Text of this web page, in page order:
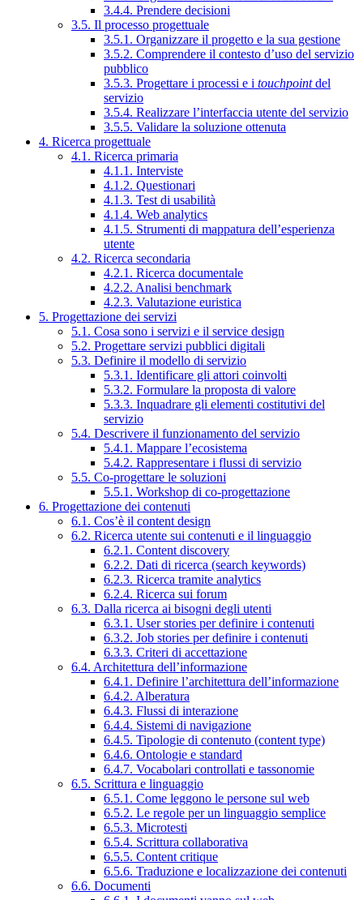
3.4.4. Prendere decisioni
3.5. Il processo progettuale
3.5.1. Organizzare il progetto e la sua gestione
3.5.2. Comprendere il contesto d’uso del servizio
pubblico
3.5.3. Progettare i processi e i touchpointdel
servizio
3.5.4. Realizzare l’interfaccia utente del servizio
3.5.5. Validare la soluzione ottenuta
4. Ricerca progettuale
4.1. Ricerca primaria
4.1.1. Interviste
4.1.2. Questionari
4.1.3. Test di usabilità
4.1.4. Web analytics
4.1.5. Strumenti di mappatura dell’esperienza
utente
4.2. Ricerca secondaria
4.2.1. Ricerca documentale
4.2.2. Analisi benchmark
4.2.3. Valutazione euristica
5. Progettazione dei servizi
5.1. Cosa sono i servizi e il service design
5.2. Progettare servizi pubblici digitali
5.3. Definire il modello di servizio
5.3.1. Identificare gli attori coinvolti
5.3.2. Formulare la proposta di valore
5.3.3. Inquadrare gli elementi costitutivi del
servizio
5.4. Descrivere il funzionamento del servizio
5.4.1. Mappare l’ecosistema
5.4.2. Rappresentare i flussi di servizio
5.5. Co-progettare le soluzioni
5.5.1. Workshop di co-progettazione
6. Progettazione dei contenuti
6.1. Cos’è il content design
6.2. Ricerca utente sui contenuti e il linguaggio
6.2.1. Content discovery
6.2.2. Dati di ricerca (search keywords)
6.2.3. Ricerca tramite analytics
6.2.4. Ricerca sui forum
6.3. Dalla ricerca ai bisogni degli utenti
6.3.1. User stories per definire i contenuti
6.3.2. Job stories per definire i contenuti
6.3.3. Criteri di accettazione
6.4. Architettura dell’informazione
6.4.1. Definire l’architettura dell’informazione
6.4.2. Alberatura
6.4.3. Flussi di interazione
6.4.4. Sistemi di navigazione
6.4.5. Tipologie di contenuto (content type)
6.4.6. Ontologie e standard
6.4.7. Vocabolari controllati e tassonomie
6.5. Scrittura e linguaggio
6.5.1. Come leggono le persone sul web
6.5.2. Le regole per un linguaggio semplice
6.5.3. Microtesti
6.5.4. Scrittura collaborativa
6.5.5. Content critique
6.5.6. Traduzione e localizzazione dei contenuti
6.6. Documenti